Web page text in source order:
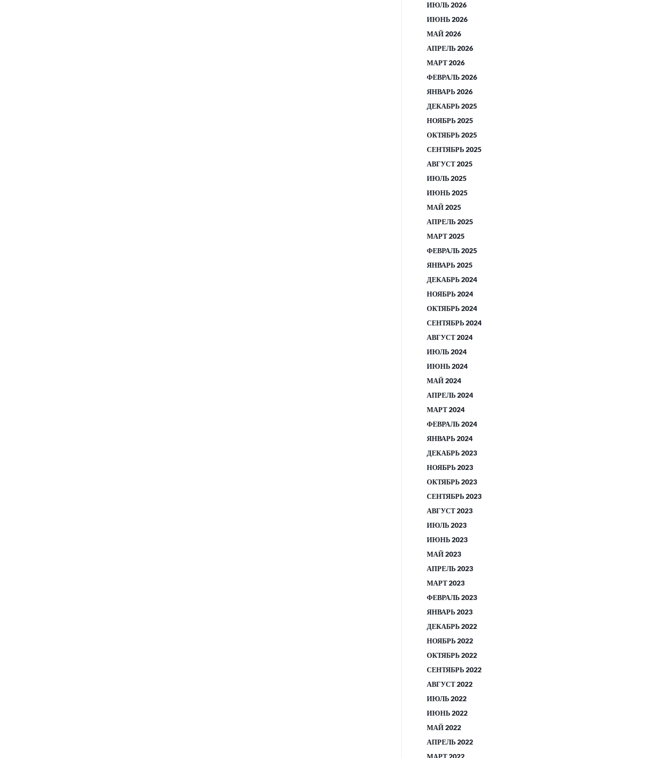
ИЮЛЬ 2026
ИЮНЬ 2026
МАЙ 2026
АПРЕЛЬ 2026
МАРТ 2026
ФЕВРАЛЬ 2026
ЯНВАРЬ 2026
ДЕКАБРЬ 2025
НОЯБРЬ 2025
ОКТЯБРЬ 2025
СЕНТЯБРЬ 2025
АВГУСТ 2025
ИЮЛЬ 2025
ИЮНЬ 2025
МАЙ 2025
АПРЕЛЬ 2025
МАРТ 2025
ФЕВРАЛЬ 2025
ЯНВАРЬ 2025
ДЕКАБРЬ 2024
НОЯБРЬ 2024
ОКТЯБРЬ 2024
СЕНТЯБРЬ 2024
АВГУСТ 2024
ИЮЛЬ 2024
ИЮНЬ 2024
МАЙ 2024
АПРЕЛЬ 2024
МАРТ 2024
ФЕВРАЛЬ 2024
ЯНВАРЬ 2024
ДЕКАБРЬ 2023
НОЯБРЬ 2023
ОКТЯБРЬ 2023
СЕНТЯБРЬ 2023
АВГУСТ 2023
ИЮЛЬ 2023
ИЮНЬ 2023
МАЙ 2023
АПРЕЛЬ 2023
МАРТ 2023
ФЕВРАЛЬ 2023
ЯНВАРЬ 2023
ДЕКАБРЬ 2022
НОЯБРЬ 2022
ОКТЯБРЬ 2022
СЕНТЯБРЬ 2022
АВГУСТ 2022
ИЮЛЬ 2022
ИЮНЬ 2022
МАЙ 2022
АПРЕЛЬ 2022
МАРТ 2022